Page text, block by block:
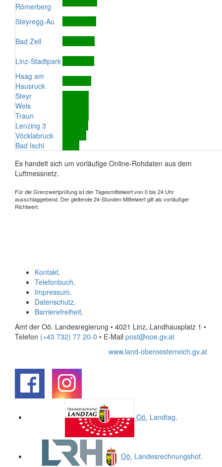
Römerberg
Steyregg-Au
Bad Zell
Linz-Stadtpark
Haag am
Hausruck
Steyr
Wels
Traun
Lenzing 3
Vöcklabruck
Bad Ischl
Es handelt sich um vorläufige Online-Rohdaten aus dem
Luftmessnetz.
Für die Grenzwertprüfung ist der Tagesmittelwert von 0 bis 24 Uhr
ausschlaggebend. Der gleitende 24-Stunden Mittelwert gilt als vorläufiger
Richtwert.
Kontakt.
Telefonbuch.
Impressum.
Datenschutz.
Barrierefreiheit.
Amt der Oö. Landesregierung • 4021 Linz, Landhausplatz 1 •
Telefon (+43 732) 77 20-0 • E-Mail post@ooe.gv.at
www.land-oberoesterreich.gv.at
Oö. Landtag.
Oö. Landesrechnungshof.